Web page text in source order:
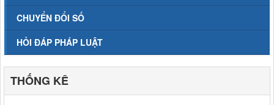
CHUYỂN ĐỔI SỐ
HỎI ĐÁP PHÁP LUẬT
THỐNG KÊ